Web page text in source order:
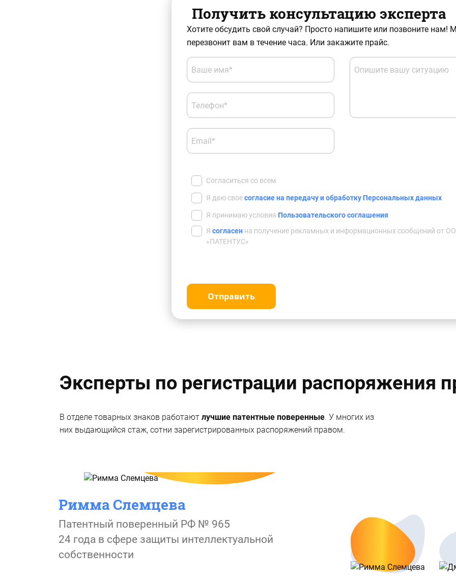
Получить консультацию эксперта
Хотите обсудить свой случай? Просто напишите или позвоните нам!
перезвонит вам в течение часа. Или закажите прайс.
Ваше имя*
Телефон*
Email*
Опишите вашу ситуацию
Согласиться со всем
Я даю своесогласие на передачу и обработку Персональных данных
Я принимаю условия Пользовательского соглашения
Я согласен на получение рекламных и информационных сообщений от
«ПАТЕНТУС»
Отправить
Эксперты по регистрации распоряжения
В отделе товарных знаков работают лучшие патентные поверенные. У многих из
них выдающийся стаж, сотни зарегистрированных распоряжений правом.
Римма Слемцева
Патентный поверенный РФ № 965
24 года в сфере защиты интеллектуальной
собственности